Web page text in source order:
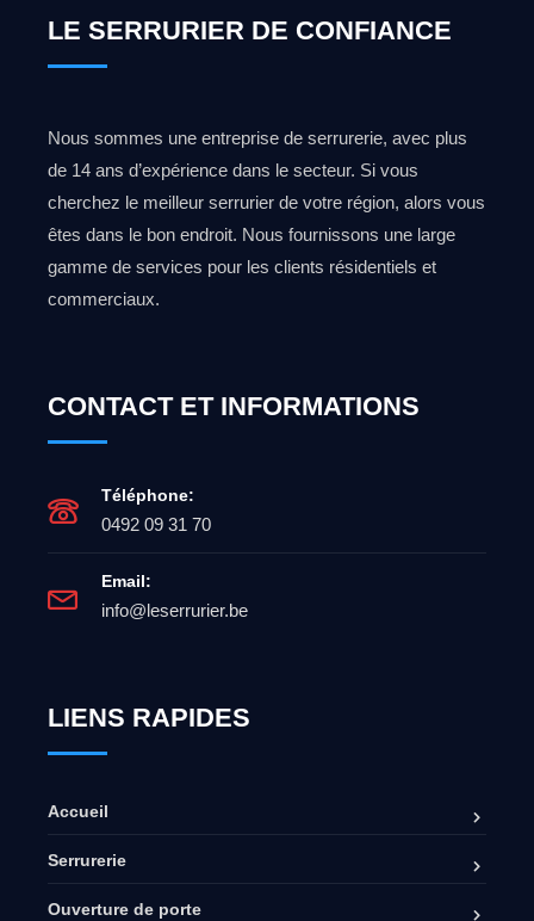
LE SERRURIER DE CONFIANCE
Nous sommes une entreprise de serrurerie, avec plus
de 14 ans d’expérience dans le secteur. Si vous
cherchez le meilleur serrurier de votre région, alors vous
êtes dans le bon endroit. Nous fournissons une large
gamme de services pour les clients résidentiels et
commerciaux.
CONTACT ET INFORMATIONS
Téléphone:
0492 09 31 70
Email:
info@leserrurier.be
LIENS RAPIDES
Accueil
Serrurerie
Ouverture de porte